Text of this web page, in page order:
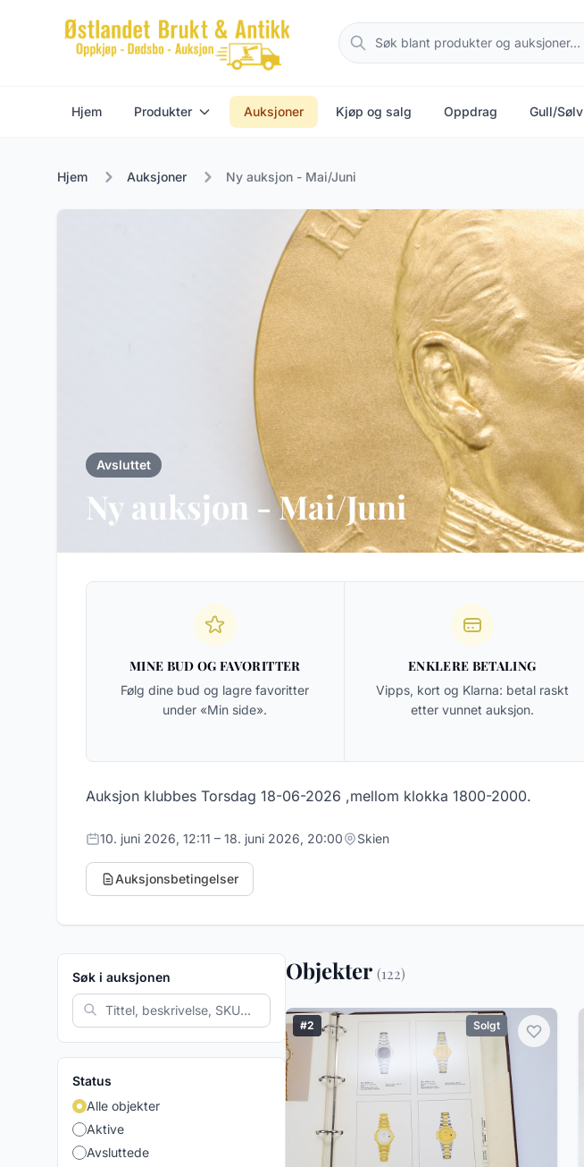
Hjem Produkter Auksjoner Kjøp og salg Oppdrag Gull/Sølv
Hjem Auksjoner Ny auksjon - Mai/Juni
Avsluttet
Ny auksjon - Mai/Juni
MINE BUD OG FAVORITTER
Følg dine bud og lagre favoritter
under «Min side».
ENKLERE BETALING
Vipps, kort og Klarna: betal raskt
etter vunnet auksjon.
Auksjon klubbes Torsdag 18-06-2026 ,mellom klokka 1800-2000.
10. juni 2026, 12:11 – 18. juni 2026, 20:00 Skien
Auksjonsbetingelser
Søk i auksjonen
Status
Alle objekter
Aktive
Avsluttede
Objekter (122)
#2 Solgt